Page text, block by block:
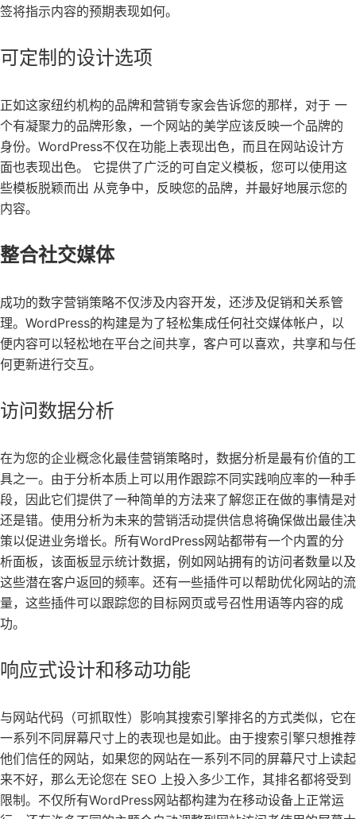
签将指示内容的预期表现如何。
可定制的设计选项
正如这家纽约机构的品牌和营销专家会告诉您的那样，对于 一
个有凝聚力的品牌形象，一个网站的美学应该反映一个品牌的
身份。WordPress不仅在功能上表现出色，而且在网站设计方
面也表现出色。 它提供了广泛的可自定义模板，您可以使用这
些模板脱颖而出 从竞争中，反映您的品牌，并最好地展示您的
内容。
整合社交媒体
成功的数字营销策略不仅涉及内容开发，还涉及促销和关系管
理。WordPress的构建是为了轻松集成任何社交媒体帐户，以
便内容可以轻松地在平台之间共享，客户可以喜欢，共享和与任
何更新进行交互。
访问数据分析
在为您的企业概念化最佳营销策略时，数据分析是最有价值的工
具之一。由于分析本质上可以用作跟踪不同实践响应率的一种手
段，因此它们提供了一种简单的方法来了解您正在做的事情是对
还是错。使用分析为未来的营销活动提供信息将确保做出最佳决
策以促进业务增长。所有WordPress网站都带有一个内置的分
析面板，该面板显示统计数据，例如网站拥有的访问者数量以及
这些潜在客户返回的频率。还有一些插件可以帮助优化网站的流
量，这些插件可以跟踪您的目标网页或号召性用语等内容的成
功。
响应式设计和移动功能
与网站代码（可抓取性）影响其搜索引擎排名的方式类似，它在
一系列不同屏幕尺寸上的表现也是如此。由于搜索引擎只想推荐
他们信任的网站，如果您的网站在一系列不同的屏幕尺寸上读起
来不好，那么无论您在 SEO 上投入多少工作，其排名都将受到
限制。不仅所有WordPress网站都构建为在移动设备上正常运